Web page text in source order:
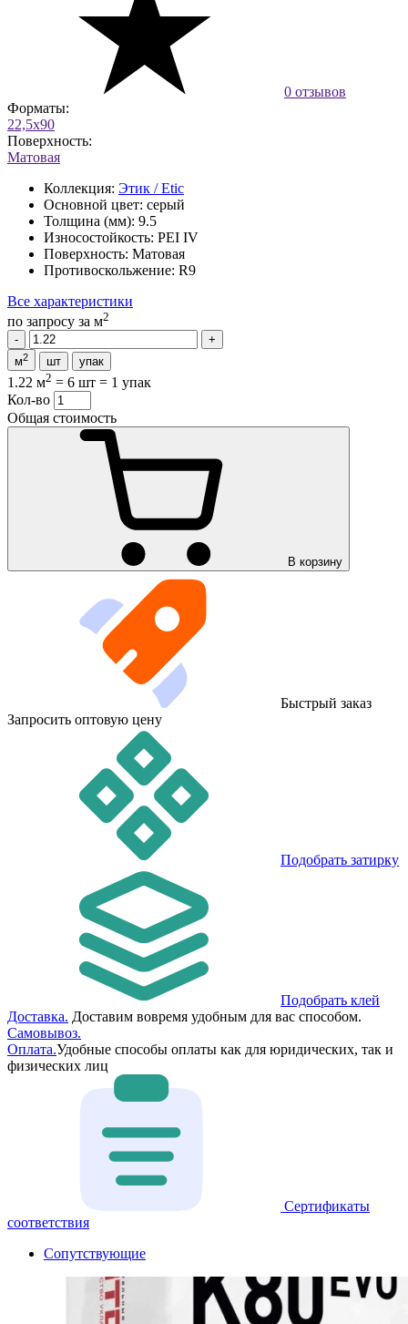
0 отзывов
Форматы:
22,5x90
Поверхность:
Матовая
Коллекция: Этик / Etic
Основной цвет: серый
Толщина (мм): 9.5
Износостойкость: PEI IV
Поверхность: Матовая
Противоскольжение: R9
Все характеристики
по запросу за м2
м2 шт упак
1.22 м2 = 6 шт = 1 упак
Кол-во
Общая стоимость
В корзину
Быстрый заказ
Запросить оптовую цену
Подобрать затирку
Подобрать клей
Доставка. Доставим вовремя удобным для вас способом.
Самовывоз.
Оплата.Удобные способы оплаты как для юридических, так и
физических лиц
Сертификаты
соответствия
Сопутствующие